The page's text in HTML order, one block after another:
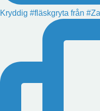
Kryddig #fläskgryta från